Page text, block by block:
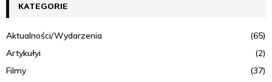
KATEGORIE
Aktualności/Wydarzenia
(65)
Artykułyi
(2)
Filmy
(37)